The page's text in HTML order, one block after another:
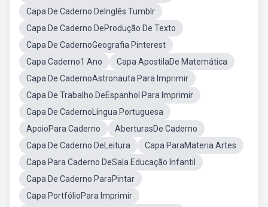
Capa De Caderno DeInglês Tumblr
Capa De Caderno DeProdução De Texto
Capa De CadernoGeografia Pinterest
Capa Caderno1 Ano
Capa ApostilaDe Matemática
Capa De CadernoAstronauta Para Imprimir
Capa De Trabalho DeEspanhol Para Imprimir
Capa De CadernoLíngua Portuguesa
ApoioPara Caderno
AberturasDe Caderno
Capa De Caderno DeLeitura
Capa ParaMateria Artes
Capa Para Caderno DeSala Educação Infantil
Capa De Caderno ParaPintar
Capa PortfólioPara Imprimir